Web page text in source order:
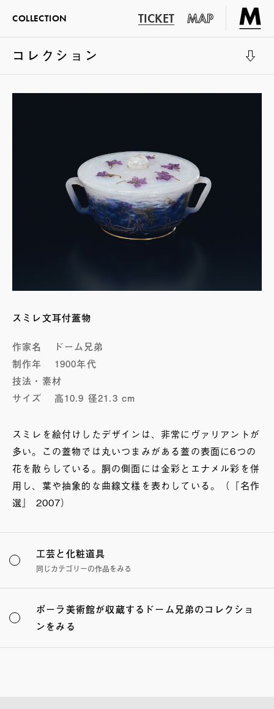
COLLECTION TICKET MAP
コレクション
展示室1
スミレ文耳付蓋物
作家名
ドーム兄弟
制作年
1900年代
技法・素材
サイズ
高10.9 径21.3 cm
スミレを絵付けしたデザインは、非常にヴァリアントが
多い。この蓋物では丸いつまみがある蓋の表面に6つの
花を散らしている。胴の側面には金彩とエナメル彩を併
用し、葉や抽象的な曲線文様を表わしている。（『名作
選』 2007）
工芸と化粧道具
同じカテゴリーの作品をみる
ポーラ美術館が収蔵するドーム兄弟のコレクショ
ンをみる